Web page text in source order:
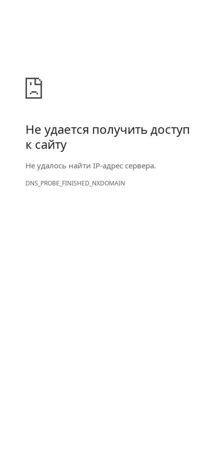
Не удается получить доступ
к сайту
Не удалось найти IP-адрес сервера.
DNS_PROBE_FINISHED_NXDOMAIN